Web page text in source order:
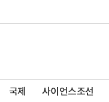
국제 사이언스조선